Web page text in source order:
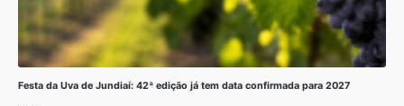
Festa da Uva de Jundiaí: 42ª edição já tem data confirmada para 2027